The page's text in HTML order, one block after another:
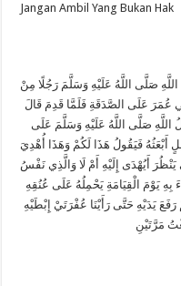
Jangan Ambil Yang Bukan Hak
صَلَّى اللَّهُ عَلَيْهِ وَسَلَّمَ رَجُلًا مِنْ
عُمَرَ عَلَى الصَّدَقَةِ فَلَمَّا قَدِمَ قَالَ
صَلَّى اللَّهُ عَلَيْهِ وَسَلَّمَ عَلَى
أَبْعَثُهُ فَيَقُولُ هَذَا لَكُمْ وَهَذَا أُهْدِيَ
أَيُهْدَى إِلَيْهِ أَمْ لَا وَالَّذِي نَفْسُ
بِهِ يَوْمَ الْقِيَامَةِ يَحْمِلُهُ عَلَى عُنُقِهِ
رَفَعَ يَدَيْهِ حَتَّى رَأَيْنَا عُفْرَتَيْ إِبْطَيْهِ
مَرَّتَيْنِ